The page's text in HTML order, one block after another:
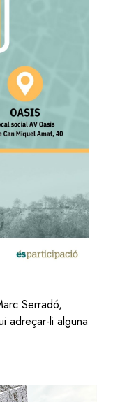
Serradó,
adreçar-li alguna